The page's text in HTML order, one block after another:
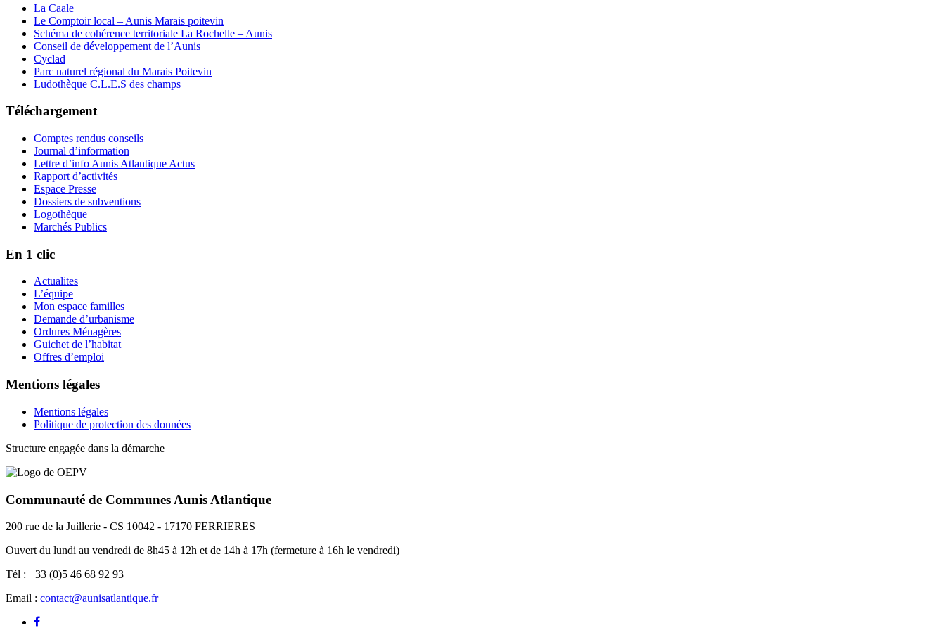
La Caale
Le Comptoir local – Aunis Marais poitevin
Schéma de cohérence territoriale La Rochelle – Aunis
Conseil de développement de l’Aunis
Cyclad
Parc naturel régional du Marais Poitevin
Ludothèque C.L.E.S des champs
Téléchargement
Comptes rendus conseils
Journal d’information
Lettre d’info Aunis Atlantique Actus
Rapport d’activités
Espace Presse
Dossiers de subventions
Logothèque
Marchés Publics
En 1 clic
Actualites
L’équipe
Mon espace familles
Demande d’urbanisme
Ordures Ménagères
Guichet de l’habitat
Offres d’emploi
Mentions légales
Mentions légales
Politique de protection des données
Structure engagée dans la démarche
Communauté de Communes Aunis Atlantique
200 rue de la Juillerie - CS 10042 - 17170 FERRIERES
Ouvert du lundi au vendredi de 8h45 à 12h et de 14h à 17h (fermeture à 16h le vendredi)
Tél : +33 (0)5 46 68 92 93
Email : contact@aunisatlantique.fr